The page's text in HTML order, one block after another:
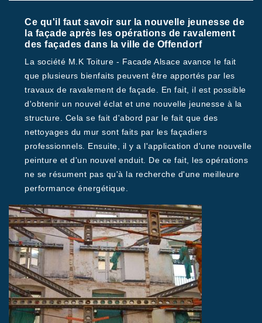
Ce qu'il faut savoir sur la nouvelle jeunesse de
la façade après les opérations de ravalement
des façades dans la ville de Offendorf
La société M.K Toiture - Facade Alsace avance le fait
que plusieurs bienfaits peuvent être apportés par les
travaux de ravalement de façade. En fait, il est possible
d'obtenir un nouvel éclat et une nouvelle jeunesse à la
structure. Cela se fait d'abord par le fait que des
nettoyages du mur sont faits par les façadiers
professionnels. Ensuite, il y a l'application d'une nouvelle
peinture et d'un nouvel enduit. De ce fait, les opérations
ne se résument pas qu'à la recherche d'une meilleure
performance énergétique.